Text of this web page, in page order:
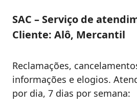
SAC – Serviço de
Cliente: Alô, Mercantil
Reclamações,
informações e elogios.
por dia, 7 dias por semana: